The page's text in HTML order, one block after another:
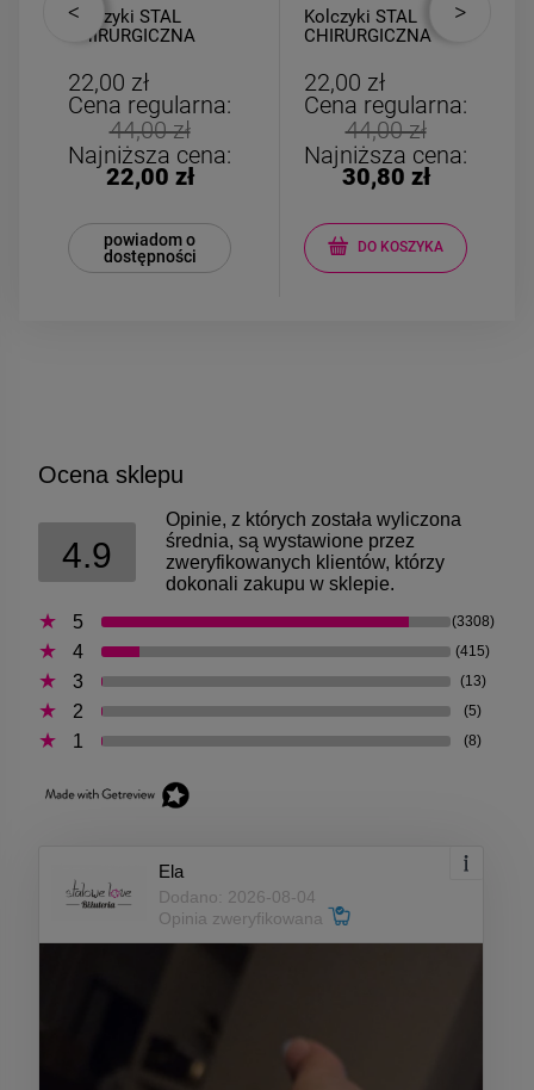
Kolczyki STAL
CHIRURGICZNA
dziewczynek
czerwony motylek
22,00 zł
Cena regularna:
44,00 zł
Najniższa cena:
22,00 zł
powiadom o
dostępności
Kolczyki STAL
CHIRURGICZNA
cyrkonie
22,00 zł
Cena regularna:
44,00 zł
Najniższa cena:
30,80 zł
DO KOSZYKA
Ocena sklepu
4.9
Opinie, z których została wyliczona
średnia, są wystawione przez
zweryfikowanych klientów, którzy
dokonali zakupu w sklepie.
5
(3308)
4 (415)
3 (13)
2 (5)
1 (8)
Ela
Dodano: 2026-08-04
Opinia zweryfikowana